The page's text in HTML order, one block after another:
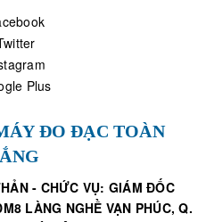
Plus
ĐO ĐẠC TOÀN
- CHỨC VỤ: GIÁM ĐỐC
LÀNG NGHỀ VẠN PHÚC, Q.